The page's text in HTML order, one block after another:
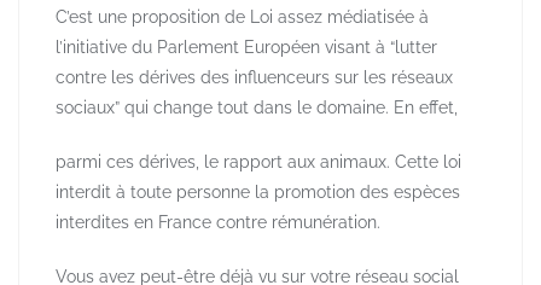
C’est une proposition de Loi assez médiatisée à
l’initiative du Parlement Européen visant à “lutter
contre les dérives des influenceurs sur les réseaux
sociaux” qui change tout dans le domaine. En effet,
parmi ces dérives, le rapport aux animaux. Cette loi
interdit à toute personne la promotion des espèces
interdites en France contre rémunération.
Vous avez peut-être déjà vu sur votre réseau social